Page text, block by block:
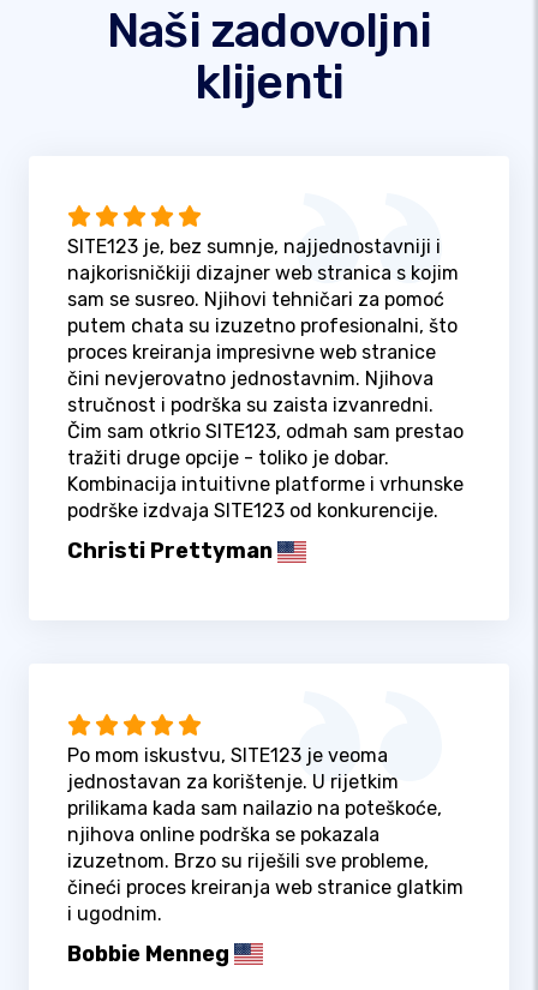
Naši zadovoljni
klijenti
SITE123 je, bez sumnje, najjednostavniji i
najkorisničkiji dizajner web stranica s kojim
sam se susreo. Njihovi tehničari za pomoć
putem chata su izuzetno profesionalni, što
proces kreiranja impresivne web stranice
čini nevjerovatno jednostavnim. Njihova
stručnost i podrška su zaista izvanredni.
Čim sam otkrio SITE123, odmah sam prestao
tražiti druge opcije - toliko je dobar.
Kombinacija intuitivne platforme i vrhunske
podrške izdvaja SITE123 od konkurencije.
Christi Prettyman
Po mom iskustvu, SITE123 je veoma
jednostavan za korištenje. U rijetkim
prilikama kada sam nailazio na poteškoće,
njihova online podrška se pokazala
izuzetnom. Brzo su riješili sve probleme,
čineći proces kreiranja web stranice glatkim
i ugodnim.
Bobbie Menneg